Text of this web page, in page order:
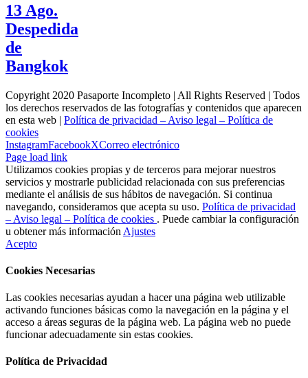
13 Ago.
Despedida
de
Bangkok
Copyright 2020 Pasaporte Incompleto | All Rights Reserved | Todos
los derechos reservados de las fotografías y contenidos que aparecen
en esta web | Política de privacidad – Aviso legal – Política de
cookies
InstagramFacebookXCorreo electrónico
Page load link
Utilizamos cookies propias y de terceros para mejorar nuestros
servicios y mostrarle publicidad relacionada con sus preferencias
mediante el análisis de sus hábitos de navegación. Si continua
navegando, consideramos que acepta su uso. Política de privacidad
– Aviso legal – Política de cookies . Puede cambiar la configuración
u obtener más información Ajustes
Acepto
Cookies Necesarias
Las cookies necesarias ayudan a hacer una página web utilizable
activando funciones básicas como la navegación en la página y el
acceso a áreas seguras de la página web. La página web no puede
funcionar adecuadamente sin estas cookies.
Política de Privacidad